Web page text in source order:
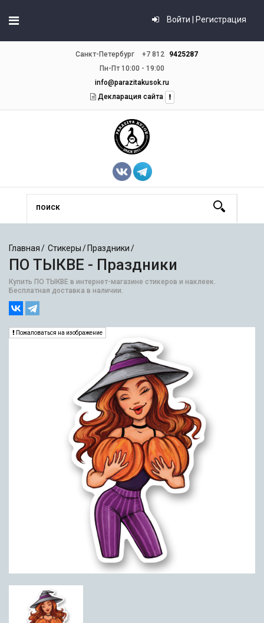
Войти | Регистрация
Санкт-Петербург +7 812
9425287
Пн-Пт 10:00 - 19:00
info@parazitakusok.ru
Декларация сайта
Главная Стикеры Праздники
ПО ТЫКВЕ - Праздники
Купить ПО ТЫКВЕ в интернет-магазине стикеров и наклеек.
Бесплатная доставка в наличии.
Пожаловаться на изображение